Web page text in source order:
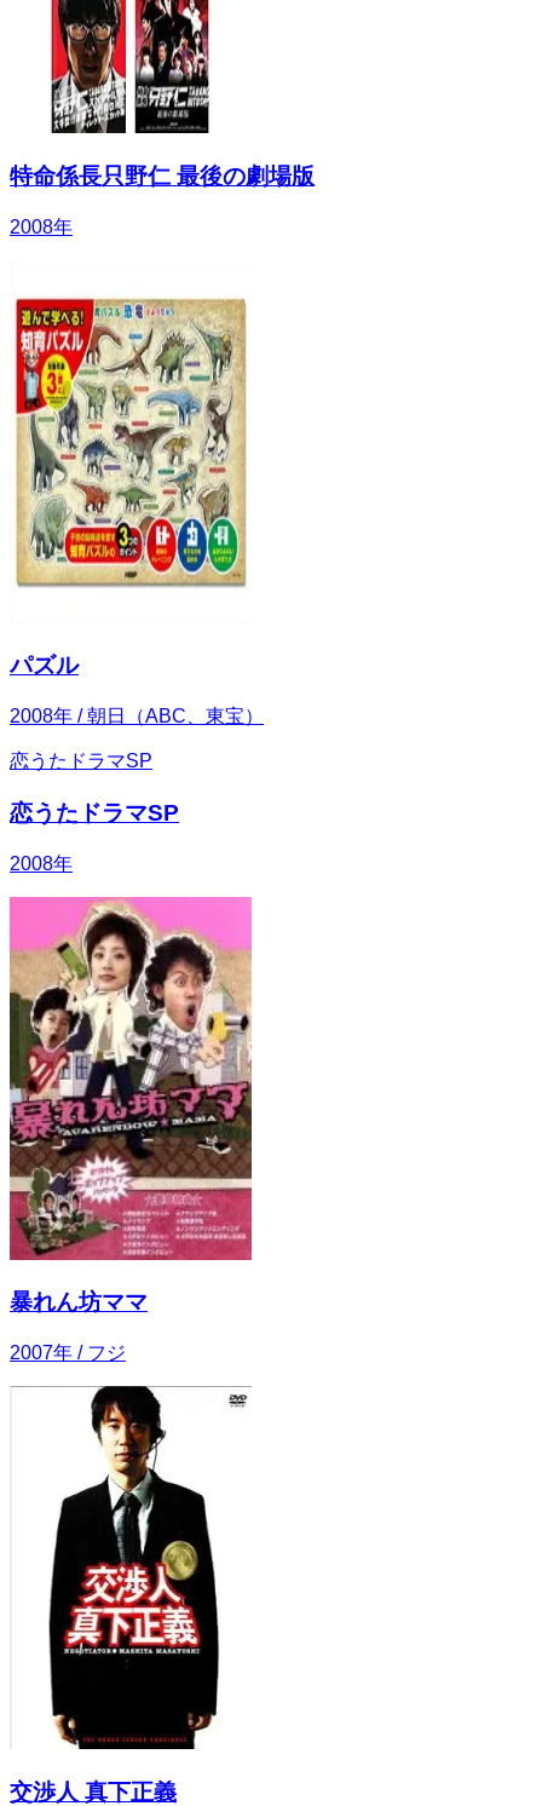
特命係長只野仁 最後の劇場版
2008年
パズル
2008年 / 朝日（ABC、東宝）
恋うたドラマSP
恋うたドラマSP
2008年
暴れん坊ママ
2007年 / フジ
交渉人 真下正義